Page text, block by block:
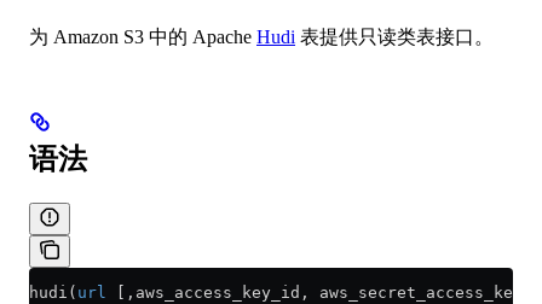
为 Amazon S3 中的 Apache Hudi 表提供只读类表接口。
语法
hudi( url [,aws_access_key_id,